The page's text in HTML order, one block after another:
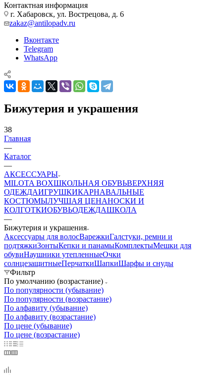
Контактная информация
г. Хабаровск, ул. Вострецова, д. 6
zakaz@antilopadv.ru
Вконтакте
Telegram
WhatsApp
Бижутерия и украшения
38
Главная
—
Каталог
—
АКСЕССУАРЫ
MILOTA BOXШКОЛЬНАЯ ОБУВЬВЕРХНЯЯ
ОДЕЖДАИГРУШКИКАРНАВАЛЬНЫЕ
КОСТЮМЫЛУЧШАЯ ЦЕНАНОСКИ И
КОЛГОТКИОБУВЬОДЕЖДАШКОЛА
—
Бижутерия и украшения
Аксессуары для волосВарежкиГалстуки, ремни и
подтяжкиЗонтыКепки и панамыКомплектыМешки для
обувиНаушники утепленныеОчки
солнцезащитныеПерчаткиШапкиШарфы и снуды
Фильтр
По умолчанию (возрастание)
По популярности (убывание)
По популярности (возрастание)
По алфавиту (убывание)
По алфавиту (возрастание)
По цене (убывание)
По цене (возрастание)